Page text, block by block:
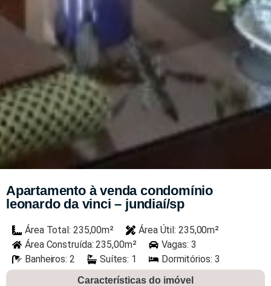
Apartamento à venda condomínio
leonardo da vinci – jundiaí/sp
Área Total: 235,00m²
Área Útil: 235,00m²
Área Construída: 235,00m²
Vagas: 3
Banheiros: 2
Suítes: 1 Dormitórios: 3
Características do imóvel